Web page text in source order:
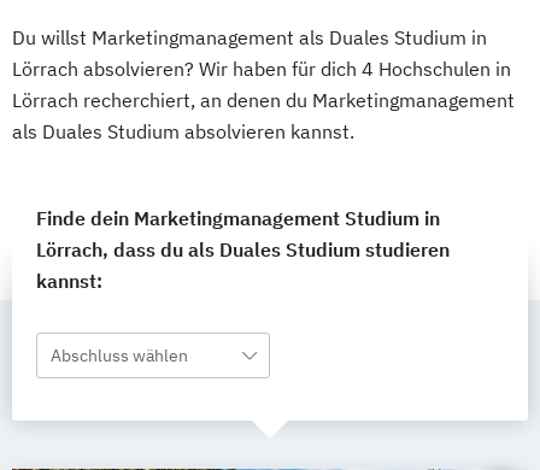
Du willst Marketingmanagement als Duales Studium in
Lörrach absolvieren? Wir haben für dich 4 Hochschulen in
Lörrach recherchiert, an denen du Marketingmanagement
als Duales Studium absolvieren kannst.
Finde dein Marketingmanagement Studium in
Lörrach, dass du als Duales Studium studieren
kannst:
Abschluss wählen